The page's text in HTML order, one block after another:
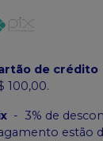
de crédito
100,00.
- 3% de
estão